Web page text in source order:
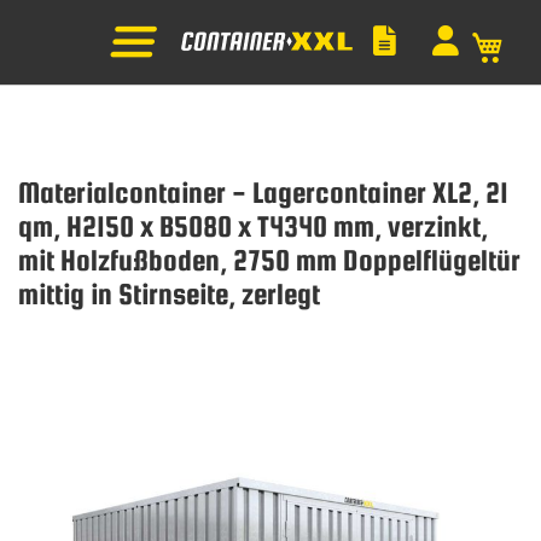
Materialcontainer - Lagercontainer XL2, 21
qm, H2150 x B5080 x T4340 mm, verzinkt,
mit Holzfußboden, 2750 mm Doppelflügeltür
mittig in Stirnseite, zerlegt